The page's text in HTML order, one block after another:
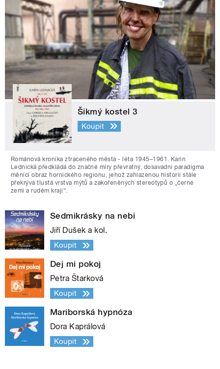
Šikmý kostel 3
Koupit
Románová kronika ztraceného města - léta 1945–1961. Karin
Lednická předkládá do značné míry převratný, dosavadní paradigma
měnící obraz hornického regionu, jehož zahlazenou historii stále
překrývá tlustá vrstva mýtů a zakořeněných stereotypů o „černé
zemi a rudém kraji“.
Sedmikrásky na nebi
Jiří Dušek a kol.
Koupit
Dej mi pokoj
Petra Štarková
Koupit
Mariborská hypnóza
Dora Kaprálová
Koupit